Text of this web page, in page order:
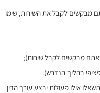
מבקשים לקבל את השירות, שימו
מבקשים לקבל שירות);
בהליך הנדרש).
אילו פעולות יבצע עורך הדין